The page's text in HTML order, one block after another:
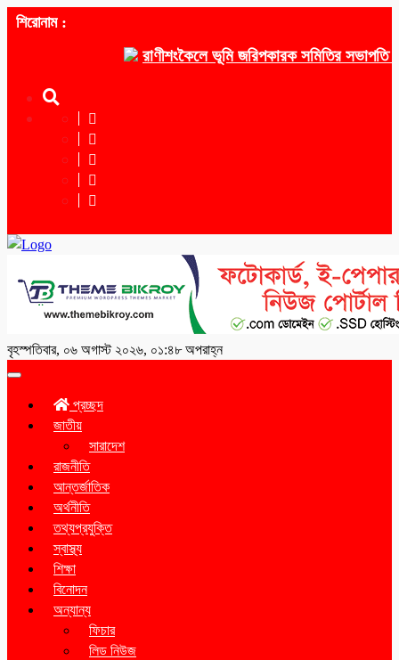
শিরোনাম :
রাণীশংকৈলে ভূমি জরিপকারক সমিতির সভাপতি
বৃহস্পতিবার, ০৬ অগাস্ট ২০২৬, ০১:৪৮ অপরাহ্ন
Toggle
প্রচ্ছদ
জাতীয়
সারাদেশ
রাজনীতি
আন্তর্জাতিক
অর্থনীতি
তথ্যপ্রযুক্তি
স্বাস্থ্য
শিক্ষা
বিনোদন
অন্যান্য
ফিচার
লিড নিউজ